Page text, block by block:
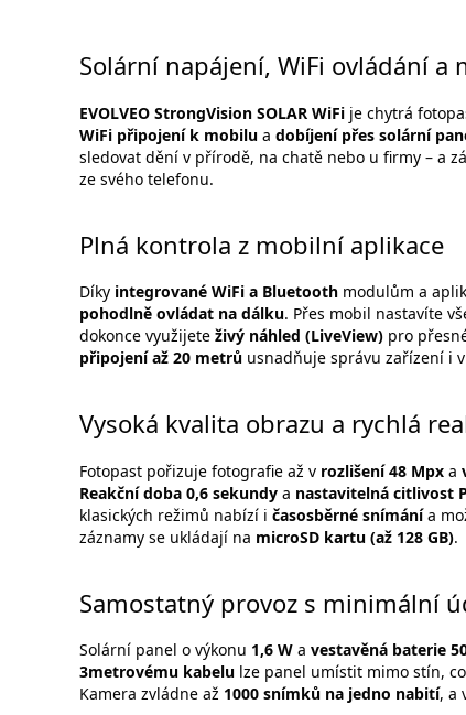
Solární napájení, WiFi ovládání
EVOLVEO StrongVision SOLAR WiFi je chytrá
WiFi připojení k mobilu a dobíjení přes solární
sledovat dění v přírodě, na chatě nebo u firmy – a
ze svého telefonu.
Plná kontrola z mobilní aplikace
Díky integrované WiFi a Bluetooth modulům a
pohodlně ovládat na dálku. Přes mobil nastavíte
dokonce využijete živý náhled (LiveView) pro
připojení až 20 metrů usnadňuje správu zařízení i
Vysoká kvalita obrazu a rychlá
Fotopast pořizuje fotografie až v rozlišení 48 Mpx a
Reakční doba 0,6 sekundy a nastavitelná citlivost
klasických režimů nabízí i časosběrné snímánía
záznamy se ukládají na microSD kartu (až 128 GB).
Samostatný provoz s minimální
Solární panel o výkonu 1,6 W a vestavěná baterie
3metrovému kabelu lze panel umístit mimo stín,
Kamera zvládne až 1000 snímků na jedno nabití, a